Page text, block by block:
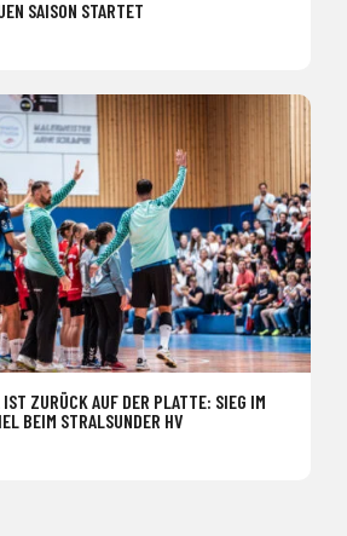
SAISON STARTET
ZURÜCK AUF DER PLATTE: SIEG IM
BEIM STRALSUNDER HV